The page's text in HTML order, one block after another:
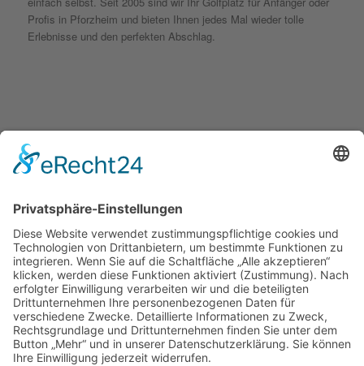
Profis in Pforzheim und bieten Ihnen jedes Mal wieder tolle
Erlebnisse und den perfekten Abschlag.
KONTAKT
golfyouup GmbH
Karlshäuser Hof 4
Telefon: 07237 – 484000
Telefax: 07237 – 484001
E-Mail:info@golfyouup.de
SOCIAL MEDIA